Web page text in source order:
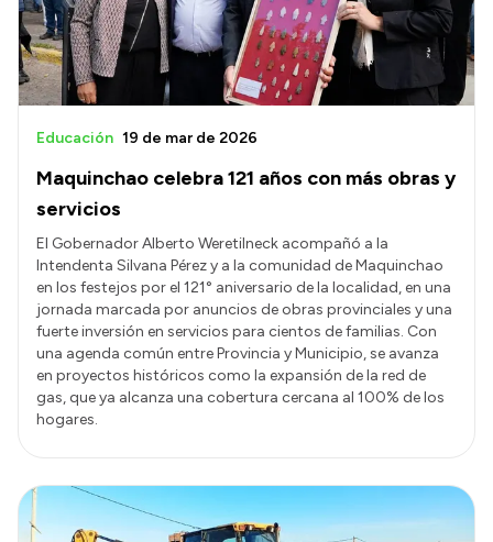
Maquinchao celebra 121 años con más obras y
servicios
Educación 19 de mar de 2026
El Gobernador Alberto Weretilneck acompañó a la
Intendenta Silvana Pérez y a la comunidad de Maquinchao
en los festejos por el 121° aniversario de la localidad, en una
jornada marcada por anuncios de obras provinciales y una
fuerte inversión en servicios para cientos de familias. Con
una agenda común entre Provincia y Municipio, se avanza
en proyectos históricos como la expansión de la red de
gas, que ya alcanza una cobertura cercana al 100% de los
hogares.